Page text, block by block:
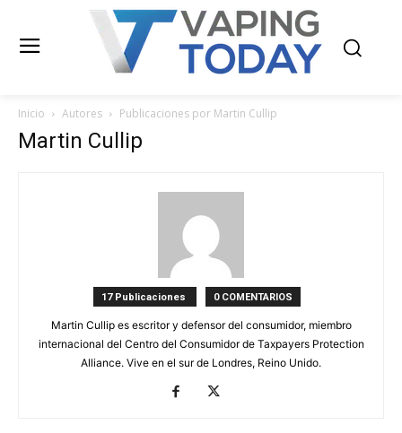
Inicio Autores Publicaciones por Martin Cullip
Martin Cullip
17 Publicaciones 0 COMENTARIOS
Martin Cullip es escritor y defensor del consumidor, miembro
internacional del Centro del Consumidor de Taxpayers Protection
Alliance. Vive en el sur de Londres, Reino Unido.